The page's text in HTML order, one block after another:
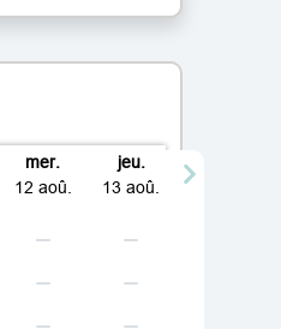
mer.
12 aoû.
jeu.
13 aoû.